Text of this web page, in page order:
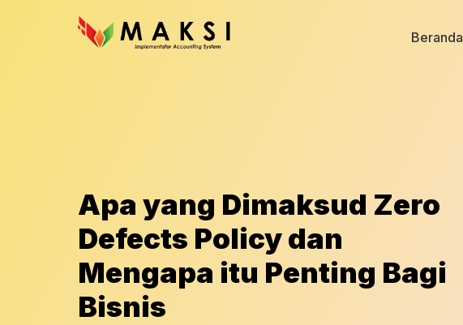
Beranda
Apa yang Dimaksud Zero
Defects Policy dan
Mengapa itu Penting Bagi
Bisnis